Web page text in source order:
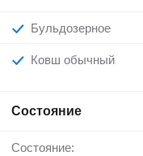
Бульдозерное
Ковш обычный
Состояние
Состояние: